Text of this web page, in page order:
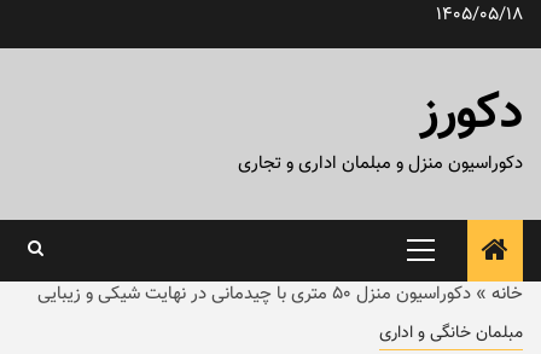
پرش1405/05/18
دکورز
دکوراسیون منزل و مبلمان اداری و تجاری
منوی
اصلی
خانه » دکوراسیون منزل ۵۰ متری با چیدمانی در نهایت شیکی و زیبایی
مبلمان خانگی و اداری